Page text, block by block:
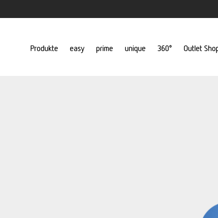
Produkte easy prime unique 360° Outlet